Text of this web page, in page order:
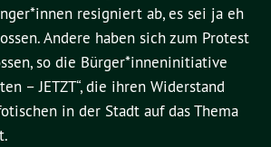
resigniert ab, es sei ja eh
Andere haben sich zum Protest
so die Bürger*inneninitiative
– JETZT“, die ihren Widerstand
in der Stadt auf das Thema